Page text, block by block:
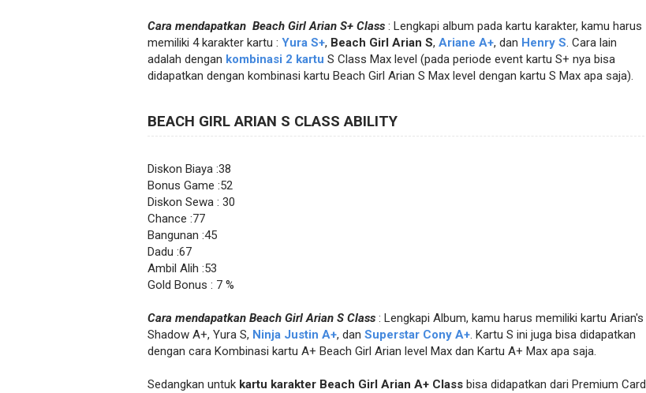
Cara mendapatkan Beach Girl Arian S+ Class : Lengkapi album pada kartu karakter, kamu harus
memiliki 4 karakter kartu : Yura S+, Beach Girl Arian S, Ariane A+, dan Henry S. Cara lain
adalah dengan kombinasi 2 kartu S Class Max level (pada periode event kartu S+ nya bisa
didapatkan dengan kombinasi kartu Beach Girl Arian S Max level dengan kartu S Max apa saja).
BEACH GIRL ARIAN S CLASS ABILITY
Diskon Biaya :38
Bonus Game :52
Diskon Sewa : 30
Chance :77
Bangunan :45
Dadu :67
Ambil Alih :53
Gold Bonus : 7 %
Cara mendapatkan Beach Girl Arian S Class : Lengkapi Album, kamu harus memiliki kartu Arian's
Shadow A+, Yura S, Ninja Justin A+, dan Superstar Cony A+. Kartu S ini juga bisa didapatkan
dengan cara Kombinasi kartu A+ Beach Girl Arian level Max dan Kartu A+ Max apa saja.
Sedangkan untuk kartu karakter Beach Girl Arian A+ Class bisa didapatkan dari Premium Card